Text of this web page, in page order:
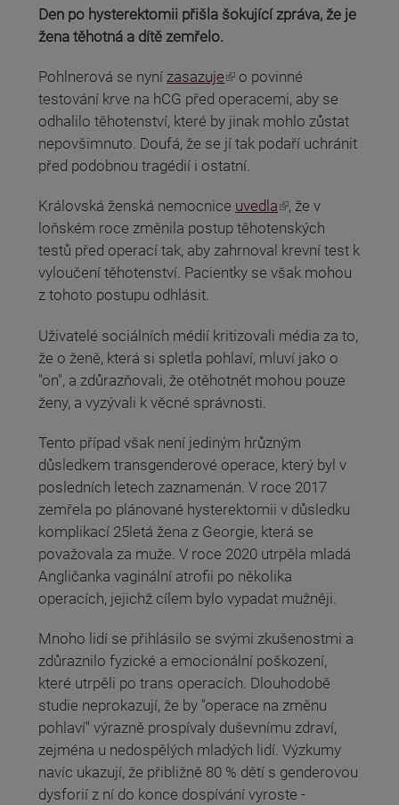
Den po hysterektomii přišla šokující zpráva, že je
žena těhotná a dítě zemřelo.
Pohlnerová se nyní zasazuje
(odkaz je externí)
o povinné
testování krve na hCG před operacemi, aby se
odhalilo těhotenství, které by jinak mohlo zůstat
nepovšimnuto. Doufá, že se jí tak podaří uchránit
před podobnou tragédií i ostatní.
Královská ženská nemocnice uvedla
(odkaz je externí)
, že v
loňském roce změnila postup těhotenských
testů před operací tak, aby zahrnoval krevní test k
vyloučení těhotenství. Pacientky se však mohou
z tohoto postupu odhlásit.
Uživatelé sociálních médií kritizovali média za to,
že o ženě, která si spletla pohlaví, mluví jako o
"on", a zdůrazňovali, že otěhotnět mohou pouze
ženy, a vyzývali k věcné správnosti.
Tento případ však není jediným hrůzným
důsledkem transgenderové operace, který byl v
posledních letech zaznamenán. V roce 2017
zemřela po plánované hysterektomii v důsledku
komplikací 25letá žena z Georgie, která se
považovala za muže. V roce 2020 utrpěla mladá
Angličanka vaginální atrofii po několika
operacích, jejichž cílem bylo vypadat mužněji.
Mnoho lidí se přihlásilo se svými zkušenostmi a
zdůraznilo fyzické a emocionální poškození,
které utrpěli po trans operacích. Dlouhodobě
studie neprokazují, že by "operace na změnu
pohlaví" výrazně prospívaly duševnímu zdraví,
zejména u nedospělých mladých lidí. Výzkumy
navíc ukazují, že přibližně 80 % dětí s genderovou
dysforií z ní do konce dospívání vyroste -